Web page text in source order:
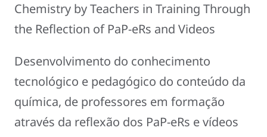
Chemistry by Teachers in Training Through
the Reflection of PaP-eRs and Videos
Desenvolvimento do conhecimento
tecnológico e pedagógico do conteúdo da
química, de professores em formação
através da reflexão dos PaP-eRs e vídeos